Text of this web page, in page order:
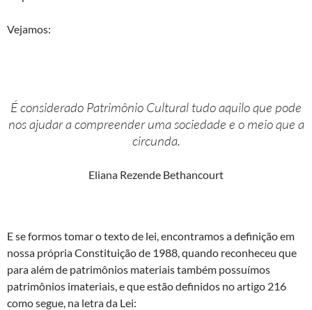
Vejamos:
É considerado Patrimônio Cultural tudo aquilo que pode
nos ajudar a compreender uma sociedade e o meio que a
circunda.
Eliana Rezende Bethancourt
E se formos tomar o texto de lei, encontramos a definição em
nossa própria Constituição de 1988, quando reconheceu que
para além de patrimônios materiais também possuímos
patrimônios imateriais, e que estão definidos no artigo 216
como segue, na letra da Lei: